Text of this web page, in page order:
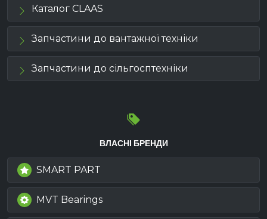
Каталог CLAAS
Запчастини до вантажної техніки
Запчастини до сільгосптехніки
ВЛАСНІ БРЕНДИ
SMART PART
MVT Bearings